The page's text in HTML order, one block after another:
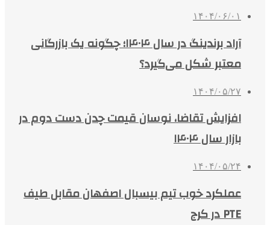
۱۴۰۴/۰۶/۰۱
آراد برندینگ در سال ۱۴۰۴؛ چگونه یک بازرگانی
معتبر شکل می‌گیرد؟
۱۴۰۴/۰۵/۲۷
افزایش تقاضا، نوسان قیمت چدن دست دوم در
بازار سال ۱۴۰۴
۱۴۰۴/۰۵/۲۴
عملکرد خوب تیم بیسبال اصفهان مقابل طیف
PTE در کرج